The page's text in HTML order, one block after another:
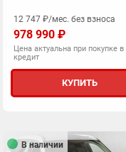
12 747 ₽/мес. без взноса
978 990 ₽
Цена актуальна при покупке в
кредит
КУПИТЬ
В наличии